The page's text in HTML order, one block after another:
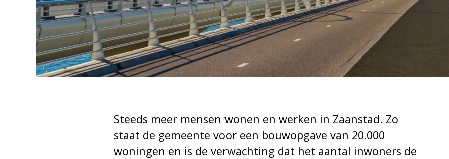
Steeds meer mensen wonen en werken in Zaanstad. Zo
staat de gemeente voor een bouwopgave van 20.000
woningen en is de verwachting dat het aantal inwoners de